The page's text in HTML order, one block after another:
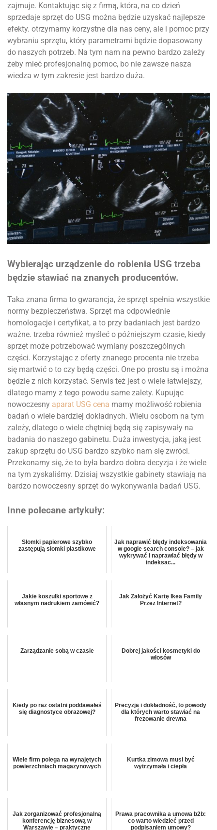
zajmuje. Kontaktując się z firmą, która, na co dzień
sprzedaje sprzęt do USG można będzie uzyskać najlepsze
efekty. otrzymamy korzystne dla nas ceny, ale i pomoc przy
wybraniu sprzętu, który parametrami będzie dopasowany
do naszych potrzeb. Na tym nam na pewno bardzo zależy
żeby mieć profesjonalną pomoc, bo nie zawsze nasza
wiedza w tym zakresie jest bardzo duża.
Wybierając urządzenie do robienia USG trzeba
będzie stawiać na znanych producentów.
Taka znana firma to gwarancja, że sprzęt spełnia wszystkie
normy bezpieczeństwa. Sprzęt ma odpowiednie
homologacje i certyfikat, a to przy badaniach jest bardzo
ważne. trzeba również myśleć o późniejszym czasie, kiedy
sprzęt może potrzebować wymiany poszczególnych
części. Korzystając z oferty znanego procenta nie trzeba
się martwić o to czy będą części. One po prostu są i można
będzie z nich korzystać. Serwis też jest o wiele łatwiejszy,
dlatego mamy z tego powodu same zalety. Kupując
nowoczesny aparat USG cena mamy możliwość robienia
badań o wiele bardziej dokładnych. Wielu osobom na tym
zależy, dlatego o wiele chętniej będą się zapisywały na
badania do naszego gabinetu. Duża inwestycja, jaką jest
zakup sprzętu do USG bardzo szybko nam się zwróci.
Przekonamy się, że to była bardzo dobra decyzja i że wiele
na tym zyskaliśmy. Dzisiaj wszystkie gabinety stawiają na
bardzo nowoczesny sprzęt do wykonywania badań USG.
Inne polecane artykuły:
Słomki papierowe szybko
zastępują słomki plastikowe
Jak naprawić błędy indeksowania
w google search console? – jak
wykrywać i naprawiać błędy w
indeksac...
Jakie koszulki sportowe z
własnym nadrukiem zamówić?
Jak Założyć Kartę Ikea Family
Przez Internet?
Zarządzanie sobą w czasie
Dobrej jakości kosmetyki do
włosów
Kiedy po raz ostatni poddawałeś
się diagnostyce obrazowej?
Precyzja i dokładność, to powody
dla których warto stawiać na
frezowanie drewna
Wiele firm polega na wynajętych
powierzchniach magazynowych
Kurtka zimowa musi być
wytrzymała i ciepła
Jak zorganizować profesjonalną
konferencję biznesową w
Warszawie – praktyczne
Prawa pracownika a umowa b2b:
co warto wiedzieć przed
podpisaniem umowy?